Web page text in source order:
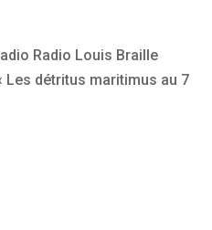
Radio Louis Braille
Les détritus maritimus au 7